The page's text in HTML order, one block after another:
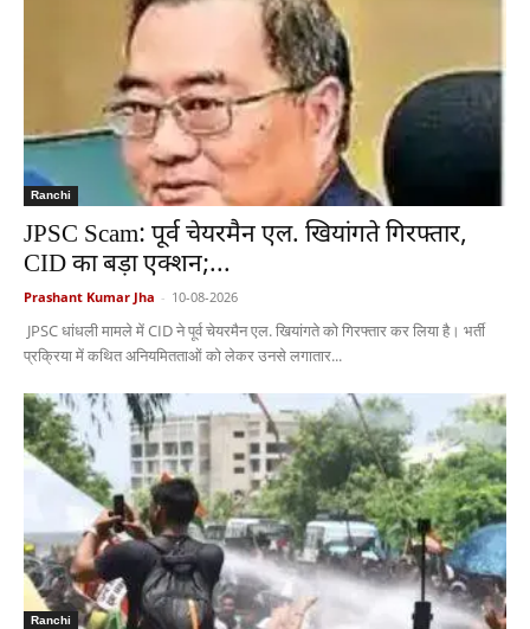
Ranchi
JPSC Scam: पूर्व चेयरमैन एल. खियांगते गिरफ्तार,
CID का बड़ा एक्शन;...
Prashant Kumar Jha - 10-08-2026
JPSC धांधली मामले में CID ने पूर्व चेयरमैन एल. खियांगते को गिरफ्तार कर लिया है। भर्ती
प्रक्रिया में कथित अनियमितताओं को लेकर उनसे लगातार...
Ranchi